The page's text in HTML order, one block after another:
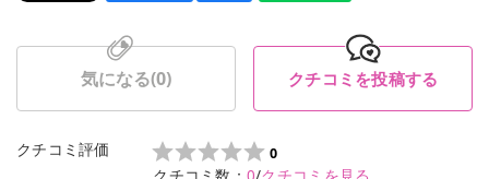
気になる(0) クチコミを投稿する
クチコミ評価 0